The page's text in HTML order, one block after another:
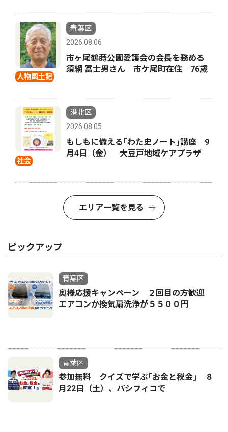
人物風土記
青葉区
2026.08.06
市ヶ尾鶴蒔公園愛護会の会長を務める
須網 冨士男さん 市ケ尾町在住 76歳
社会
港北区
2026.08.05
もしもに備える｢わた史ノート｣講座 9
月4日（金） 大豆戸地域ケアプラザ
エリア一覧を見る
ピックアップ
青葉区
奥様応援キャンペーン ２回目の方歓迎
エアコンか換気扇洗浄が５５００円
青葉区
参加無料 クイズで学ぶ｢お金と税金｣ ８
月22日（土）、パシフィコで